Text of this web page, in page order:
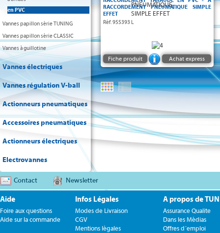
en PVC
Vannes papillon série TUNING
Vannes papillon série CLASSIC
Vannes à guillotine
Vannes électriques
Vannes régulation V-ball
Actionneurs pneumatiques
Accessoires pneumatiques
Actionneurs électriques
Electrovannes
RACCORDEMENT PNEUMATIQUE SIMPLE
EFFET
Réf. 955393 L
Fiche produit Achat express
Contact Newsletter
Aide
Foire aux questions
Aide sur la commande
Infos Légales
Modes de Livraison
CGV
Mentions légales
A propos de
Assurance Qualite
Dans les Médias
Offres d´emploi